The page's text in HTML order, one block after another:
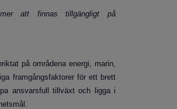
att finnas tillgängligt på
på områdena energi, marin,
framgångsfaktorer för ett brett
ansvarsfull tillväxt och ligga i